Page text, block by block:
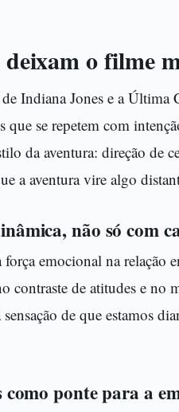
o filme
Indiana Jones e a Última
que se repetem com
da aventura: direção de
a aventura vire algo
não só com
emocional na relação
contraste de atitudes e no
de que estamos
ponte para a